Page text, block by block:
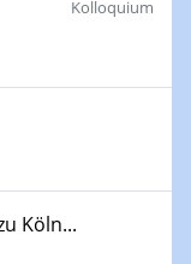
2D-
Kolloquium
Köln...